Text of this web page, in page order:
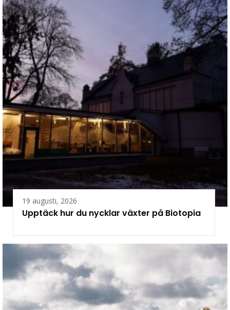
19 augusti, 2026
Upptäck hur du nycklar växter på Biotopia